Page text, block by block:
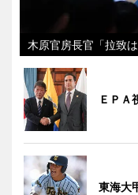
木原官房長官「拉致は
ＥＰＡ
東海大